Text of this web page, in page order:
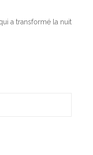
a transformé la nuit